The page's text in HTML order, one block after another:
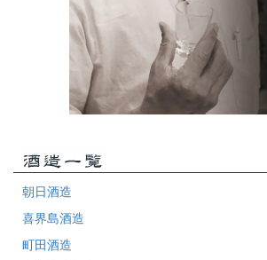
朝日酒造
喜界島酒造
町田酒造